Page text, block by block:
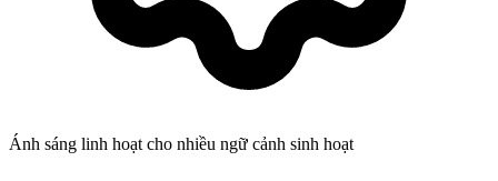
Ánh sáng linh hoạt cho nhiều ngữ cảnh sinh hoạt